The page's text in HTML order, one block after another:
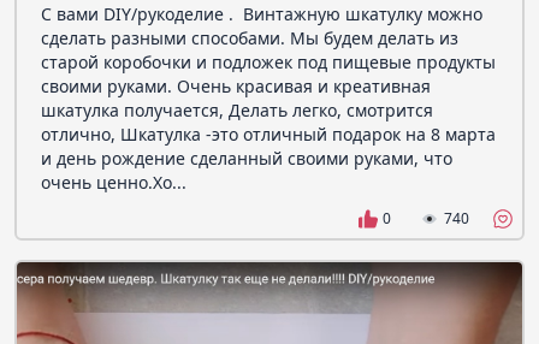
С вами DIY/рукоделие . Винтажную шкатулку можно
сделать разными способами. Мы будем делать из
старой коробочки и подложек под пищевые продукты
своими руками. Очень красивая и креативная
шкатулка получается, Делать легко, смотрится
отлично, Шкатулка -это отличный подарок на 8 марта
и день рождение сделанный своими руками, что
очень ценно.Хо...
0 740